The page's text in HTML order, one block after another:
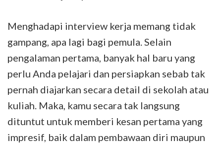
Menghadapi interview kerja memang tidak
gampang, apa lagi bagi pemula. Selain
pengalaman pertama, banyak hal baru yang
perlu Anda pelajari dan persiapkan sebab tak
pernah diajarkan secara detail di sekolah atau
kuliah. Maka, kamu secara tak langsung
dituntut untuk memberi kesan pertama yang
impresif, baik dalam pembawaan diri maupun